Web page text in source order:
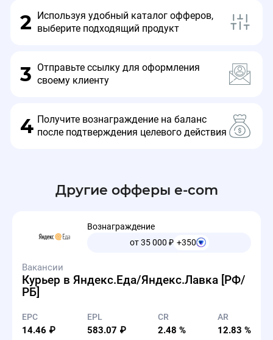
🔘ШОПИНГЛАЙВ-500М - Скидка на первый
⏰Срок действия: 01.02.26 - 31.03.26.
🔔Новые акции и промокоды на оффере
Shopping Live⚡️
🔘Каждый день - новые акции.
2
Используя удобный каталог офферов,
выберите подходящий продукт
3 Отправьте ссылку для оформления
своему клиенту
4 Получите вознаграждение на баланс
после подтверждения целевого действия
Другие офферы e-com
Вознаграждение
от 35 000 ₽ +350
Вакансии
Курьер в Яндекс.Еда/Яндекс.Лавка [РФ/
РБ]
EPC
14.46 ₽
EPL
583.07 ₽
CR
2.48 %
AR
12.83 %